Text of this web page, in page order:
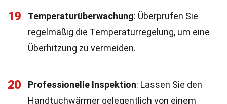
19 Temperaturüberwachung: Überprüfen Sie
regelmäßig die Temperaturregelung, um eine
Überhitzung zu vermeiden.
20 Professionelle Inspektion: Lassen Sie den
Handtuchwärmer gelegentlich von einem